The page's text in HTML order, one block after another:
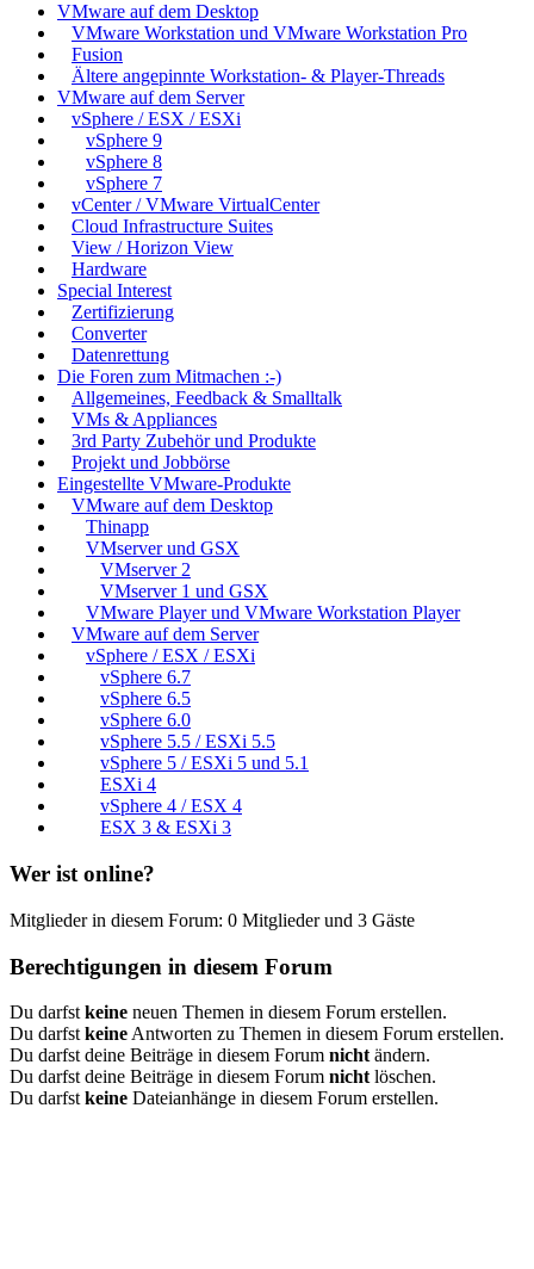
VMware auf dem Desktop
VMware Workstation und VMware Workstation Pro
Fusion
Ältere angepinnte Workstation- & Player-Threads
VMware auf dem Server
vSphere / ESX / ESXi
vSphere 9
vSphere 8
vSphere 7
vCenter / VMware VirtualCenter
Cloud Infrastructure Suites
View / Horizon View
Hardware
Special Interest
Zertifizierung
Converter
Datenrettung
Die Foren zum Mitmachen :-)
Allgemeines, Feedback & Smalltalk
VMs & Appliances
3rd Party Zubehör und Produkte
Projekt und Jobbörse
Eingestellte VMware-Produkte
VMware auf dem Desktop
Thinapp
VMserver und GSX
VMserver 2
VMserver 1 und GSX
VMware Player und VMware Workstation Player
VMware auf dem Server
vSphere / ESX / ESXi
vSphere 6.7
vSphere 6.5
vSphere 6.0
vSphere 5.5 / ESXi 5.5
vSphere 5 / ESXi 5 und 5.1
ESXi 4
vSphere 4 / ESX 4
ESX 3 & ESXi 3
Wer ist online?
Mitglieder in diesem Forum: 0 Mitglieder und 3 Gäste
Berechtigungen in diesem Forum
Du darfst keine neuen Themen in diesem Forum erstellen.
Du darfst keine Antworten zu Themen in diesem Forum erstellen.
Du darfst deine Beiträge in diesem Forum nicht ändern.
Du darfst deine Beiträge in diesem Forum nicht löschen.
Du darfst keine Dateianhänge in diesem Forum erstellen.